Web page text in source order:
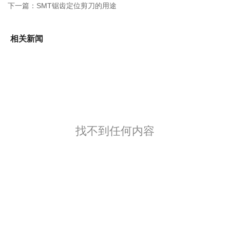
下一篇： SMT锯齿定位剪刀的用途
相关新闻
找不到任何内容